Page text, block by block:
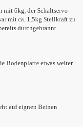
mit 6kg, der Schaltservo
mit ca. 1,5kg Stellkraft zu
durchgebrannt.
Bodenplatte etwas weiter
auf eignen Beinen